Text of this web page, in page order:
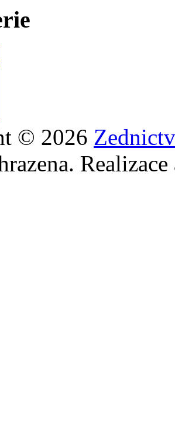
© 2026